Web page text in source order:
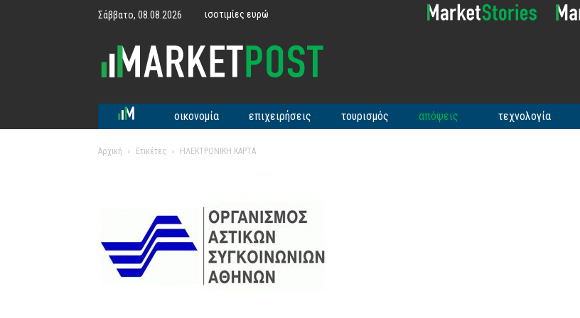
Σάββατο, 08.08.2026 ισοτιμίες ευρώ
οικονομία επιχειρήσεις τουρισμός απόψεις τεχνολογία
Αρχική Ετικέτες ΗΛΕΚΤΡΟΝΙΚΗ ΚΑΡΤΑ